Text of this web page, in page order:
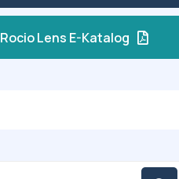
Rocio Lens E-Katalog